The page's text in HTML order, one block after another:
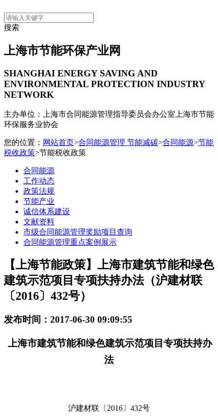
搜索
上海市节能环保产业网
SHANGHAI ENERGY SAVING AND
ENVIRONMENTAL PROTECTION INDUSTRY
NETWORK
主办单位：上海市合同能源管理指导委员会办公室 上海市节能
环保服务业协会
您的位置： 网站首页>合同能源管理 节能减碳>合同能源>节能
税收政策>节能税收政策
合同能源
工作动态
政策法规
节能产业
诚信体系建设
文献资料
市级合同能源管理奖励项目查询
合同能源管理重点案例展示
【上海节能政策】上海市建筑节能和绿色
建筑示范项目专项扶持办法（沪建材联
〔2016〕432号）
发布时间：2017-06-30 09:09:55
上海市建筑节能和绿色建筑示范项目专项扶持办
法
沪建材联〔2016〕432号